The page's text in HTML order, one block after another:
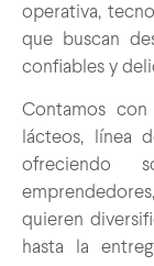
operativa,
que buscan
confiables y
Contamos
lácteos, línea
ofreciendo
quieren
hasta la